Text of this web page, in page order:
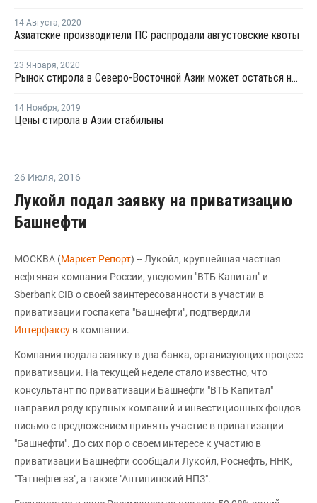
14 Августа, 2020
Азиатские производители ПС распродали августовские квоты
23 Января, 2020
Рынок стирола в Северо-Восточной Азии может остаться неизменным до февраля
14 Ноября, 2019
Цены стирола в Азии стабильны
26 Июля, 2016
Лукойл подал заявку на приватизацию
Башнефти
МОСКВА (Маркет Репорт) -- Лукойл, крупнейшая частная
нефтяная компания России, уведомил "ВТБ Капитал" и
Sberbank CIB о своей заинтересованности в участии в
приватизации госпакета "Башнефти", подтвердили
Интерфаксу в компании.
Компания подала заявку в два банка, организующих процесс
приватизации. На текущей неделе стало известно, что
консультант по приватизации Башнефти "ВТБ Капитал"
направил ряду крупных компаний и инвестиционных фондов
письмо с предложением принять участие в приватизации
"Башнефти". До сих пор о своем интересе к участию в
приватизации Башнефти сообщали Лукойл, Роснефть, ННК,
"Татнефтегаз", а также "Антипинский НПЗ".